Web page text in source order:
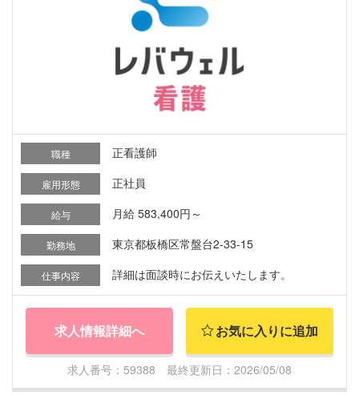
職種 正看護師
雇用形態 正社員
給与 月給 583,400円～
勤務地 東京都板橋区常盤台2-33-15
仕事内容 詳細は面談時にお伝えいたします。
求人情報詳細へ お気に入りに追加
求人番号：59388 最終更新日：2026/05/08